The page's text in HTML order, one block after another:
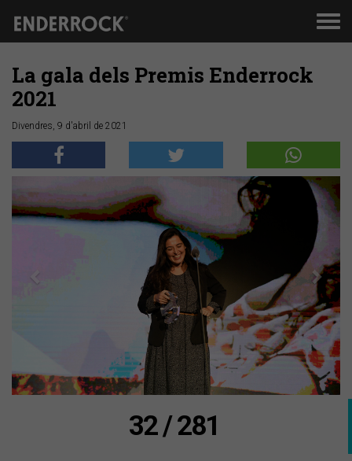
La gala dels Premis Enderrock
2021
Divendres, 9 d'abril de 2021
Anterior
32 / 281